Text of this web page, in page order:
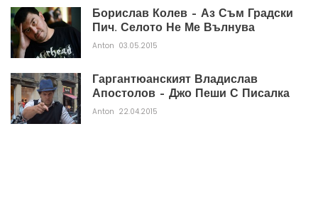
Борислав Колев – Аз Съм Градски
Пич. Селото Не Ме Вълнува
Anton 03.05.2015
Гаргантюанският Владислав
Апостолов – Джо Пеши С Писалка
Anton 22.04.2015